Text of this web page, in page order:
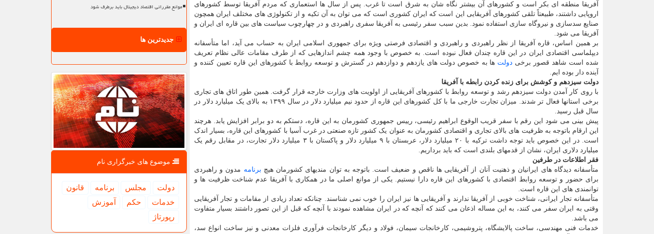
آفریقا منطقه ای بکر است و کشورهای آن بیشتر نگاه شان به شرق است تا غرب. پس از سال ها استعماری که مردم آفریقا توسط کشورهای
اروپایی داشتند، طبیعتاً تلقی کشورهای آفریقایی این است که ایران کشوری است که می توان به آن تکیه و از تکنولوژی های مختلف ایران همچون
صنایع سدسازی و نیروگاه سازی استفاده نمود. بدین سبب سفر رئیسی به آفریقا سفری راهبردی و در چهارچوب سیاست های بین قاره ای ایران و
آفریقا می شود.
بر همین اساس، قاره آفریقا از نظر راهبردی و راهبردی و اقتصادی فرصتی ویژه برای جمهوری اسلامی ایران به حساب می آید، اما متأسفانه
دیپلماسی اقتصادی ایران در این قاره چندان فعال نبوده است. به خصوص با وجود همه چشم اندازهایی که از طرف مقامات عالی نظام تعریف
شده است شاهد قصور برخی دولت ها به خصوص دولت های یازدهم و دوازدهم در گسترش و توسعه روابط با کشورهای این قاره تعیین کننده و
آینده دار بوده ایم.
دولت سیزدهم و کوشش برای زنده کردن رابطه با آفریقا
با روی کار آمدن دولت سیزدهم رشد و توسعه روابط با کشورهای آفریقایی از اولویت های وزارت خارجه قرار گرفت. همین طور اتاق های تجاری
برخی استانها فعال تر شدند. میزان تجارت خارجی ما با کل کشورهای این قاره از حدود نیم میلیارد دلار در سال ۱۳۹۹ به بالای یک میلیارد دلار در
سال قبل رسید.
پیش بینی می شود این رقم با سفر قریب الوقوع ابراهیم رئیسی، رییس جمهوری کشورمان به این قاره، دستکم به دو برابر افزایش یابد. هرچند
این ارقام باتوجه به ظرفیت های بالای تجاری و اقتصادی کشورمان به عنوان یک کشور تازه صنعتی در غرب آسیا با کشورهای این قاره، بسیار اندک
است. در این خصوص باید توجه داشت ترکیه با ۲۰ میلیارد دلار، عربستان با ۹ میلیارد دلار و پاکستان با ۳ میلیارد دلار تجارت، در مقابل رقم یک
میلیارد دلاری ایران، نشان از قدمهای بلندی است که باید برداریم.
فقر اطلاعات در طرفین
متأسفانه دیدگاه های ایرانیان و ذهنیت آنان از آفریقایی ها ناقص و ضعیف است. باتوجه به توان مندیهای کشورمان هیچ برنامه مدون و راهبردی
برای حضور و توسعه روابط اقتصادی با کشورهای این قاره دارا نیستیم. یکی از موانع اصلی ما در همکاری با آفریقا عدم شناخت ظرفیت ها و
توانمندی های این قاره است.
متأسفانه تجار ایرانی، شناخت خوبی از آفریقا ندارند و آفریقایی ها نیز ایران را خوب نمی شناسند. چنانکه تعداد زیادی از مقامات و تجار آفریقایی
وقتی به ایران سفر می کنند، به این مساله اذعان می کنند که آنچه که در ایران مشاهده نمودند با آنچه که قبل از این تصور داشتند بسیار متفاوت
می باشد.
خدمات فنی مهندسی، ساخت پالایشگاه، پتروشیمی، کارخانجات سیمان، فولاد و دیگر کارخانجات فرآوری فلزات معدنی و نیز ساخت انواع سد،
موانع مقرراتی اقتصاد دیجیتال باید برطرف شود
جدیدترین ها
موضوع های خبرگزاری نام
دولت مجلس برنامه
قانون
خدمات
حكم
آموزش
رپورتاژ